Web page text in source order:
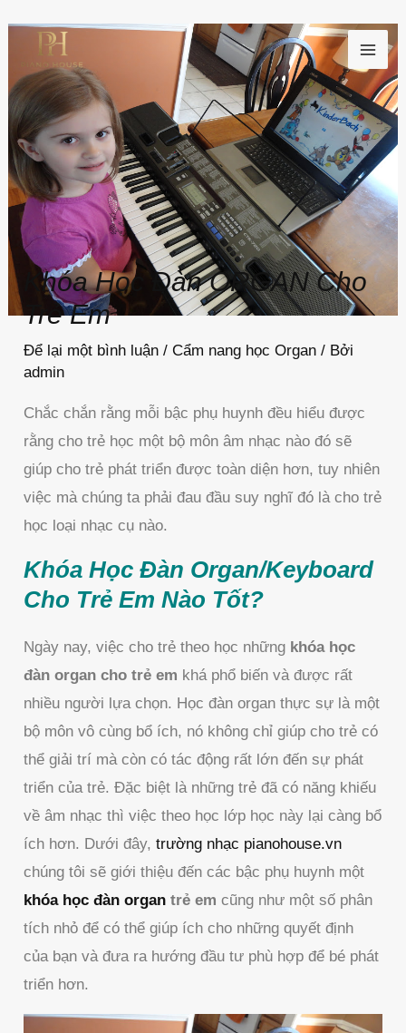
dung
Khóa Học Đàn ORGAN Cho
Trẻ Em
Để lại một bình luận /Cẩm nang học Organ / Bởi
admin
Chắc chắn rằng mỗi bậc phụ huynh đều hiểu được
rằng cho trẻ học một bộ môn âm nhạc nào đó sẽ
giúp cho trẻ phát triển được toàn diện hơn, tuy nhiên
việc mà chúng ta phải đau đầu suy nghĩ đó là cho trẻ
học loại nhạc cụ nào.
Khóa Học Đàn Organ/Keyboard
Cho Trẻ Em Nào Tốt?
Ngày nay, việc cho trẻ theo học những khóa học
đàn organ cho trẻ em khá phổ biến và được rất
nhiều người lựa chọn. Học đàn organ thực sự là một
bộ môn vô cùng bổ ích, nó không chỉ giúp cho trẻ có
thể giải trí mà còn có tác động rất lớn đến sự phát
triển của trẻ. Đặc biệt là những trẻ đã có năng khiếu
về âm nhạc thì việc theo học lớp học này lại càng bổ
ích hơn. Dưới đây,trường nhạc pianohouse.vn
chúng tôi sẽ giới thiệu đến các bậc phụ huynh một
khóa học đàn organ trẻ em cũng như một số phân
tích nhỏ để có thể giúp ích cho những quyết định
của bạn và đưa ra hướng đầu tư phù hợp để bé phát
triển hơn.